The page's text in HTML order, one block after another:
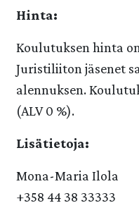
Hinta:
Koulutuksen hinta
Juristiliiton jäsenet
alennuksen.
(ALV 0 %).
Lisätietoja:
Mona-Maria Ilola
+358 44 38 33333